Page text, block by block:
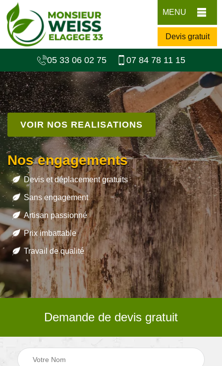
MENU
Devis gratuit
05 33 06 02 75 07 84 78 11 15
VOIR NOS REALISATIONS
Nos engagements
Devis et déplacement gratuits
Sans engagement
Artisan passionné
Prix imbattable
Travail de qualité
Demande de devis gratuit